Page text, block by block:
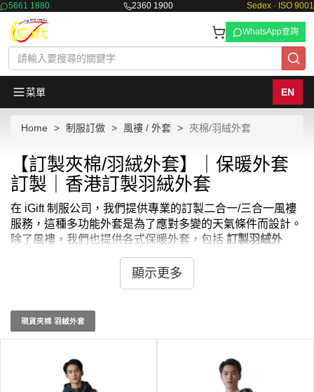
5661 1880 2360 1900 Sedex · ISO 9001
WhatsApp查詢
菜單 EN
Home 制服訂做 風褸 / 外套 夾棉/羽絨外套
【訂製夾棉/羽絨外套】｜保暖外套
訂製｜香港訂製羽絨外套
在 iGift 制服公司，我們提供專業的訂製二合一/三合一風褸
服務，這種多功能外套是為了應對多變的天氣條件而設計。
除了風褸，我們也提供各式保暖外套，包括 訂製羽絨外
訂製羽絨背心。 我們的訂製二合一/三
合一風褸結合了外層防風防水和內層保暖層，可根據天氣變
化輕鬆拆卸或組合，提供全方位的保護和舒適。 如果您正
您的需求。
選擇我們的訂製二合一/三合一風褸，您可以自由選擇顏
化圖案。這樣不僅提升了外套的實用性，也增添了品牌的獨
特性。 我們也提供
的訂製服務，確保您在寒冷天氣
顯示更多
現貨夾棉 羽絨外套